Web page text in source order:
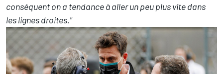
conséquent on a tendance à aller un peu plus vite dans
les lignes droites."